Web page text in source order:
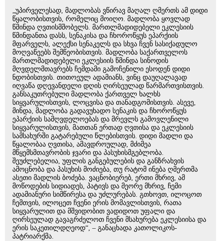
„უპირველესად, მადლობას ვწირავ მაღალ ღმერთს ამ დიდი
წყალობისთვის, რომელიც მოიღო. მადლობა ყოვლად
წმინდა ღვთისმშობელს. მართლმადიდებელი ეკლესიის
წმინდანთა დასს, სენაკისა და ჩხოროწყუს ეპარქიის
მფარველს, ალექსი სენაკელს და სხვა ჩვენ სასიქადულო
მოღვაწეებს შემწეობისთვის. მადლობა საქართველოს
მართლმადიდებელი ეკლესიის წმინდა სინოდის
მღვდელმთავრებს ჩემდამი გამოჩენილი ესოდენ დიდი
ნდობისთვის. თითოეულ ადამიანს, ვინც დაუღალავად
იღვაწა დღევანდელი დღის ღირსეულად წარმართვისთვის.
განსაკუთრებული მადლობა ქართველ ხალხს
სიყვარულისთვის, ლოცვისა და თანადგომისთვის. ასევე,
მინდა, მადლობა გადავუხადო სენაკის და ჩხოროწყუს
ეპარქიის სამღვდელოებას და მრევლს გამოვლენილი
სიყვარულისთვის, მათთან ერთად ღვთისა და ეკლესიის
სამსახურში გატარებული წლებისთვის. დიდი მადლი და
წყალობაა ღვთისა, ამავდროულად, მძიმეა
მწყემსმთავრობის ჯვარი და პასუხისმგებლობა.
შეუძლებელია, უფლის განგებულების და განზრახვის
ამოცნობა და პასუხის მოძიება, თუ რატომ ინება ღმერთმა
ასეთი მადლის ბოძება. ვაცნობიერებ, ერთი მხრივ, ამ
მოწოდების სიდიადეს, პატივს და მეორე მხრივ, ჩემი
ადამიანური სიმწირესა და უძლურებას. გთხოვთ, ილოცოთ
ჩემთვის, ილოცეთ ჩვენი ერის მომავლისთვის, რათა
სიყვარულით და მშვიდობით ვადიდოთ უფალი და
ღირსეულად გავაგრძელოთ ჩვენი მსახურება ეკლესიისა და
ერის საკეთილდღეოდ“, – განაცხადა კათოლიკოს-
პატრიარქმა.